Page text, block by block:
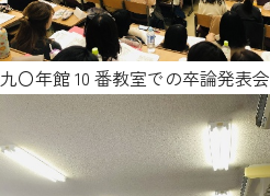
九〇年館 10 番教室での卒論発表会